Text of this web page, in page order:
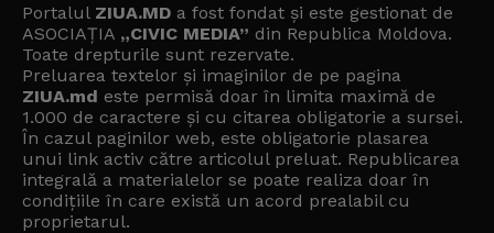
Portalul ZIUA.MD a fost fondat și este gestionat de
ASOCIAȚIA „CIVIC MEDIA” din Republica Moldova.
Toate drepturile sunt rezervate.
Preluarea textelor și imaginilor de pe pagina
ZIUA.md este permisă doar în limita maximă de
1.000 de caractere și cu citarea obligatorie a sursei.
În cazul paginilor web, este obligatorie plasarea
unui link activ către articolul preluat. Republicarea
integrală a materialelor se poate realiza doar în
condițiile în care există un acord prealabil cu
proprietarul.